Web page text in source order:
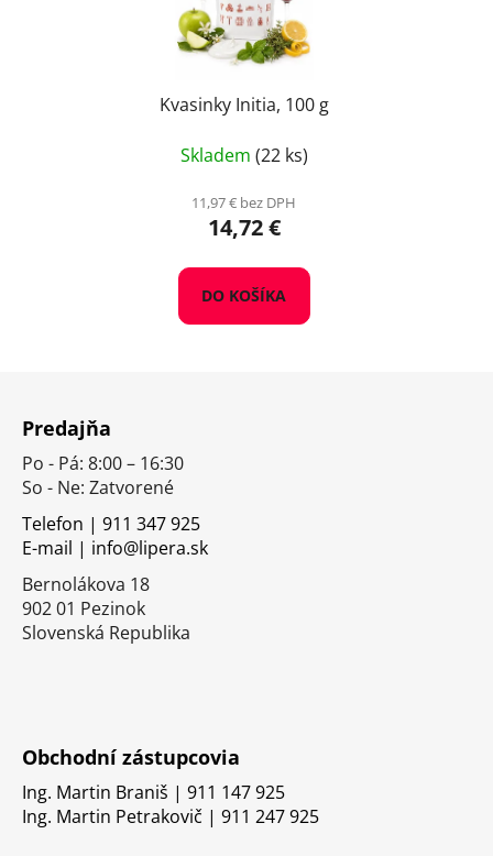
Kvasinky Initia, 100 g
Skladem (22 ks)
11,97 € bez DPH
14,72 €
DO KOŠÍKA
Predajňa
Po - Pá: 8:00 – 16:30
So - Ne: Zatvorené
Telefon | 911 347 925
E-mail | info@lipera.sk
Bernolákova 18
902 01 Pezinok
Slovenská Republika
Obchodní zástupcovia
Ing. Martin Braniš | 911 147 925
Ing. Martin Petrakovič | 911 247 925